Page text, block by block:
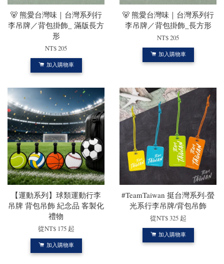
🐻 熊愛台灣味｜台灣系列行
李吊牌／背包掛飾_ 滿版長方
形
NT$ 205
加入購物車
🐻 熊愛台灣味｜台灣系列行
李吊牌／背包掛飾_長方形
NT$ 205
加入購物車
【運動系列】球類運動行李
吊牌 背包吊飾 紀念品 客製化
禮物
從NT$ 175 起
加入購物車
#TeamTaiwan 挺台灣系列-螢
光系行李吊牌/背包吊飾
從NT$ 325 起
加入購物車